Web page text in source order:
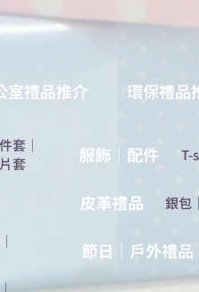
室禮品推介 環保禮品
套 ｜
套
｜
｜
服飾｜配件 T-
​皮革禮品 ​銀包 ｜
節日｜戶外禮品